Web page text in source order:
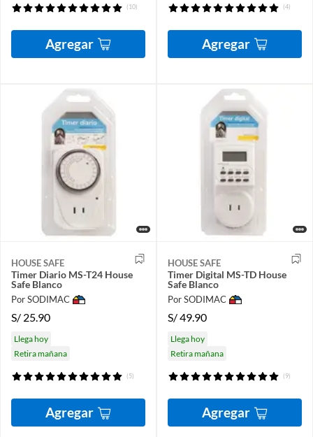
(10)
Agregar
(4)
Agregar
HOUSE SAFE
Timer Diario MS-T24 House
Safe Blanco
Por SODIMAC
S/ 25.90
Llega hoy
Retira mañana
(5)
Agregar
HOUSE SAFE
Timer Digital MS-TD House
Safe Blanco
Por SODIMAC
S/49.90
Llega hoy
Retira mañana
(9)
Agregar